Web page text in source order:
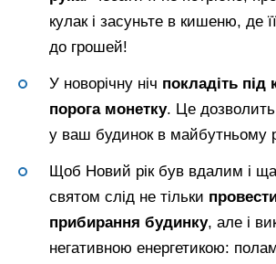
кулак і засуньте в кишеню, де
до грошей!
У новорічну ніч покладіть під
порога монетку. Це
у ваш будинок в майбутньому
Щоб Новий рік був вдалим і
святом слід не тільки
прибирання будинку, але і
негативною енергетикою: